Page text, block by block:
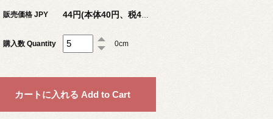
販売価格 JPY
購入数 Quantity 0cm